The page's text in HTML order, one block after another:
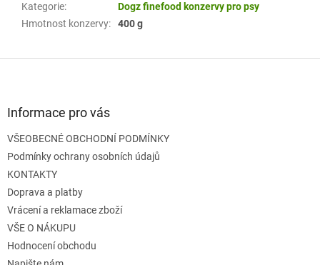
Kategorie:
Dogz finefood konzervy pro psy
Hmotnost konzervy: 400 g
Informace pro vás
VŠEOBECNÉ OBCHODNÍ PODMÍNKY
Podmínky ochrany osobních údajů
KONTAKTY
Doprava a platby
Vrácení a reklamace zboží
VŠE O NÁKUPU
Hodnocení obchodu